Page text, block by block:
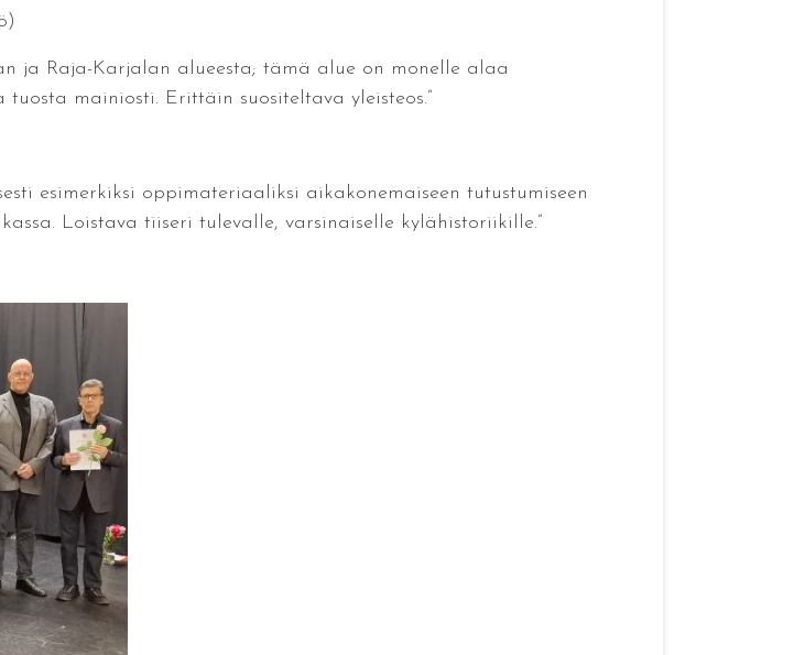
ja Raja-Karjalan alueesta; tämä alue on monelle alaa
mainiosti. Erittäin suositeltava yleisteos.”
esimerkiksi oppimateriaaliksi aikakonemaiseen tutustumiseen
Loistava tiiseri tulevalle, varsinaiselle kylähistoriikille.”